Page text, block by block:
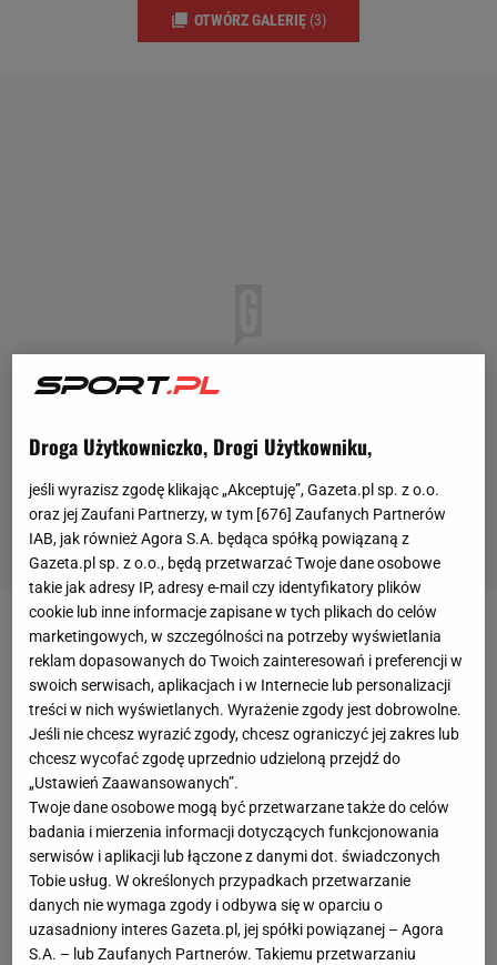
OTWÓRZ GALERIĘ (3)
FC Barcelona potrzebowała tylko punktu w
niedzielnym El Clasico do tego, by drugi raz z rzędu
wywalczyć mistrzostwoHiszpanii. Tymczasem już
w 18. minucie prowadziła 2:0. Wszystko to po
bramkach Marcusa Rashforda i Ferrana Torresa.
Później wynik się już nie zmienił, ale zwycięstwo
Dumy Katalonii" było niezagrożone. Po triumfie
podopieczni Hansiego Flicka mają aż 14 punktów
przewagi w ligowej tabeli nad Realem. Do końca
sezonu ligowego pozostały trzy kolejki.
Droga Użytkowniczko, Drogi Użytkowniku,
jeśli wyrazisz zgodę klikając „Akceptuję”, Gazeta.pl sp. z o.o.
oraz jej Zaufani Partnerzy, w tym [676] Zaufanych Partnerów
IAB, jak również Agora S.A. będąca spółką powiązaną z
Gazeta.pl sp. z o.o., będą przetwarzać Twoje dane osobowe
takie jak adresy IP, adresy e-mail czy identyfikatory plików
cookie lub inne informacje zapisane w tych plikach do celów
marketingowych, w szczególności na potrzeby wyświetlania
reklam dopasowanych do Twoich zainteresowań i preferencji w
swoich serwisach, aplikacjach i w Internecie lub personalizacji
treści w nich wyświetlanych. Wyrażenie zgody jest dobrowolne.
Jeśli nie chcesz wyrazić zgody, chcesz ograniczyć jej zakres lub
chcesz wycofać zgodę uprzednio udzieloną przejdź do
„Ustawień Zaawansowanych”.
Twoje dane osobowe mogą być przetwarzane także do celów
badania i mierzenia informacji dotyczących funkcjonowania
serwisów i aplikacji lub łączone z danymi dot. świadczonych
Tobie usług. W określonych przypadkach przetwarzanie
danych nie wymaga zgody i odbywa się w oparciu o
uzasadniony interes Gazeta.pl, jej spółki powiązanej – Agora
S.A. – lub Zaufanych Partnerów. Takiemu przetwarzaniu